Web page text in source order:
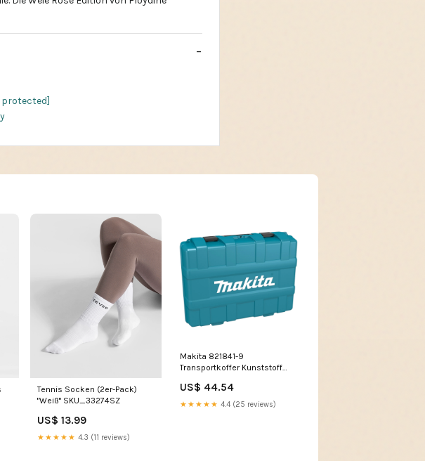
"Weiß" SKU_33274SZ
US$ 13.99
★★★★★4.3 (11 reviews)
695 x 365 x 140 mm für Akku
Winkelschleifer GA038G
Exportbeschränkung CH
US$ 44.54
★★★★★ 4.4 (25 reviews)